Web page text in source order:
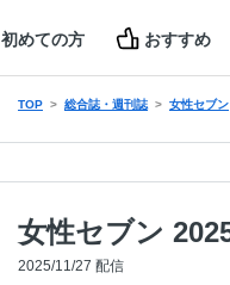
初めての方 おすすめ
TOP 総合誌・週刊誌 女性セブン
女性セブン
2025/11/27 配信